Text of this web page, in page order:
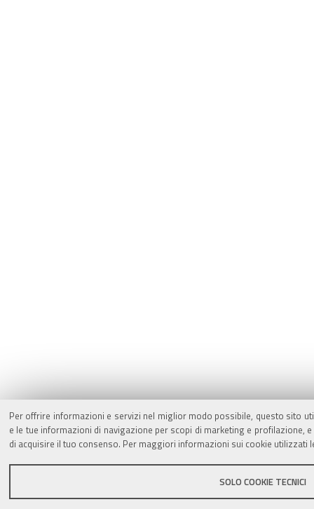
Per offrire informazioni e servizi nel miglior modo possibile, questo sito
e le tue informazioni di navigazione per scopi di marketing e
di acquisire il tuo consenso. Per maggiori informazioni sui cookie utilizzati
SOLO COOKIE TECNICI